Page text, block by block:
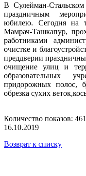
В Сулейман-
праздничным
юбилею. Сегодня на
Мамрач-Ташкапур,
работниками
очистке и
преддверии
очищение улиц и
образовательных
придорожных полос,
обрезка сухих
Количество показов: 461
16.10.2019
Возврат к списку